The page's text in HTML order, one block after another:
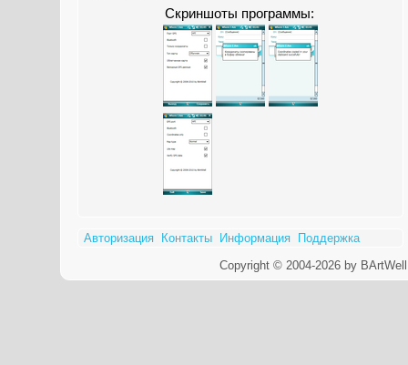
Скриншоты программы:
Авторизация Контакты Информация
Поддержка
Copyright © 2004-2026 by BArtWell